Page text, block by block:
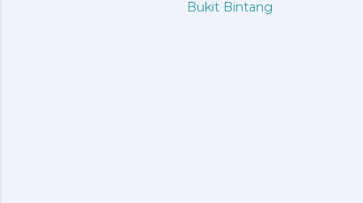
Bukit Bintang